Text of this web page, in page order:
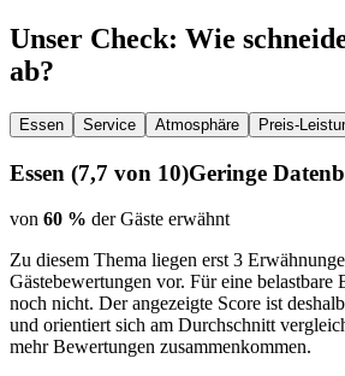
Unser Check: Wie
ab?
Essen Service Atmosphäre Preis-
Essen (7,7 von 10)Geringe
von 60 % der Gäste erwähnt
Zu diesem Thema liegen erst 3
Gästebewertungen vor. Für eine belastbare
noch nicht. Der angezeigte Score ist
und orientiert sich am Durchschnitt
mehr Bewertungen zusammenkommen.